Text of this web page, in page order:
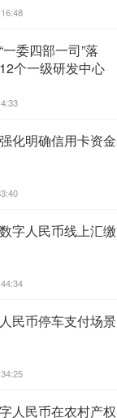
委四部一司”落
个一级研发中心
化明确信用卡资金
字人民币线上汇缴
民币停车支付场景
人民币在农村产权